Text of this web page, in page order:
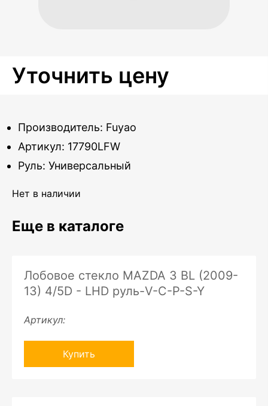
Уточнить цену
Производитель: Fuyao
Артикул: 17790LFW
Руль: Универсальный
Нет в наличии
Еще в каталоге
Лобовое стекло MAZDA 3 BL (2009-
13) 4/5D - LHD руль-V-C-P-S-Y
Артикул:
Купить